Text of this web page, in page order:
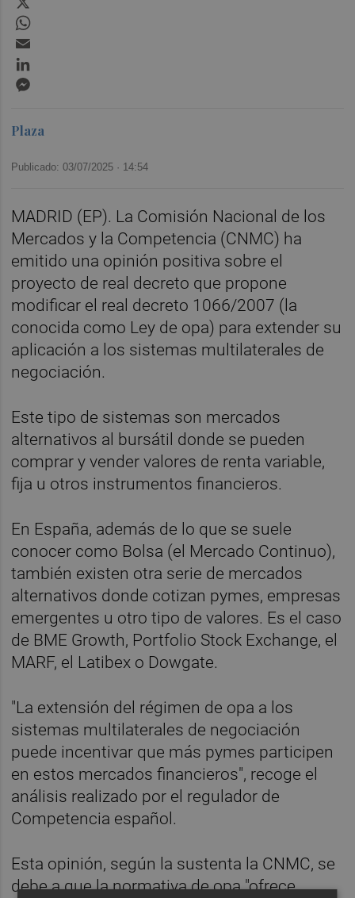
Plaza
Publicado: 03/07/2025 · 14:54
MADRID (EP). La Comisión Nacional de los
Mercados y la Competencia (CNMC) ha
emitido una opinión positiva sobre el
proyecto de real decreto que propone
modificar el real decreto 1066/2007 (la
conocida como Ley de opa) para extender su
aplicación a los sistemas multilaterales de
negociación.
Este tipo de sistemas son mercados
alternativos al bursátil donde se pueden
comprar y vender valores de renta variable,
fija u otros instrumentos financieros.
En España, además de lo que se suele
conocer como Bolsa (el Mercado Continuo),
también existen otra serie de mercados
alternativos donde cotizan pymes, empresas
emergentes u otro tipo de valores. Es el caso
de BME Growth, Portfolio Stock Exchange, el
MARF, el Latibex o Dowgate.
"La extensión del régimen de opa a los
sistemas multilaterales de negociación
puede incentivar que más pymes participen
en estos mercados financieros", recoge el
análisis realizado por el regulador de
Competencia español.
Esta opinión, según la sustenta la CNMC, se
debe a que la normativa de opa "ofrece